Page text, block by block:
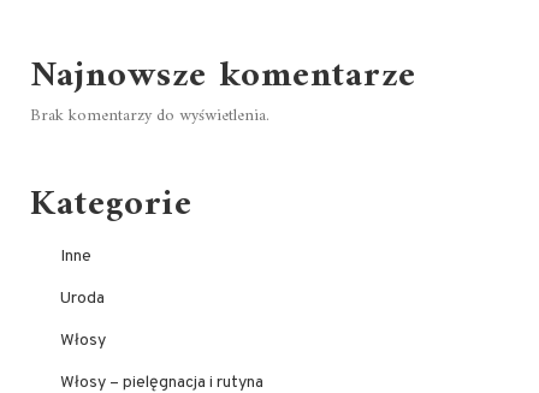
Najnowsze komentarze
Brak komentarzy do wyświetlenia.
Kategorie
Inne
Uroda
Włosy
Włosy – pielęgnacja i rutyna